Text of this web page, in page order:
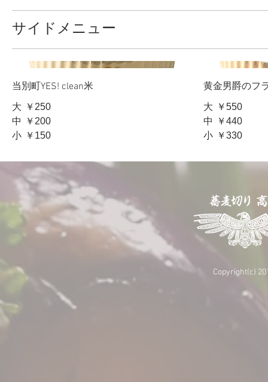
サイドメニュー
当別町YES! clean米
大
￥250
中
￥200
小 ￥150
黄金男爵のフ
大
￥550
中
￥440
小 ￥330
Copyright(c)